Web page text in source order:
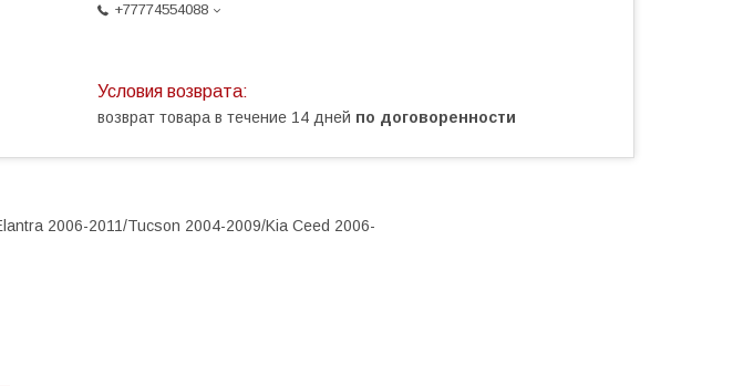
+77774554088
возврат товара в течение 14 дней по договоренности
2006-2011/Tucson 2004-2009/Kia Ceed 2006-